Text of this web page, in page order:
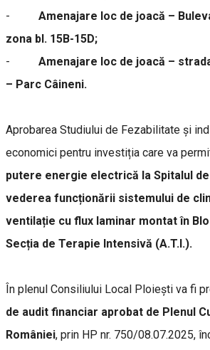
- Amenajare loc de joacă –
zona bl. 15B-15D;
- Amenajare loc de joacă –
– Parc Câineni.
Aprobarea Studiului de Fezabilitate și
economici pentru investiția care va
putere energie electrică la Spitalul
vederea funcționării sistemului de
ventilație cu flux laminar montat în
Secția de Terapie Intensivă (A.T.I.).
În plenul Consiliului Local Ploiești va fi
de audit financiar aprobat de Plenul
României, prin HP nr. 750/08.07.2025,